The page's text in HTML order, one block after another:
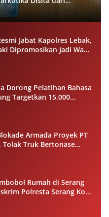
Jabat Kapolres Lebak,
Dipromosikan Jadi Wadir
Banten
Dorong Pelatihan Bahasa
Targetkan 15.000
ke Luar Negeri per
Armada Proyek PT
Tolak Truk Bertonase
Kopi–Sangiang Maja
Rumah di Serang
Polresta Serang Kota
dan Kejar Satu DPO